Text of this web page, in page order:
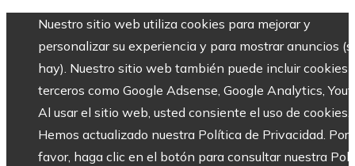
Nuestro sitio web utiliza cookies para mejorar y
personalizar su experiencia y para mostrar anuncios
hay). Nuestro sitio web también puede incluir cookies
terceros como Google Adsense, Google Analytics,
Al usar el sitio web, usted consiente el uso de cookies.
Hemos actualizado nuestra Política de Privacidad. Por
favor, haga clic en el botón para consultar nuestra